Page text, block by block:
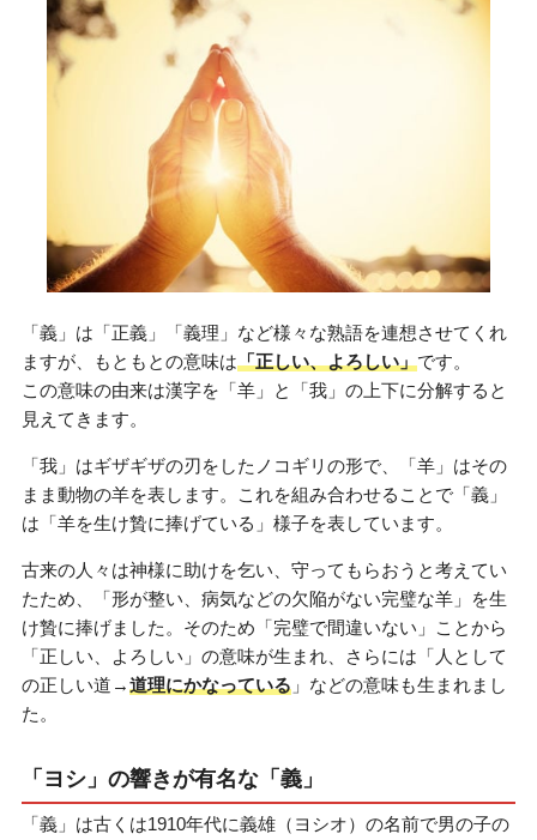
「義」は「正義」「義理」など様々な熟語を連想させてくれ
ますが、もともとの意味は「正しい、よろしい」です。
この意味の由来は漢字を「羊」と「我」の上下に分解すると
見えてきます。
「我」はギザギザの刃をしたノコギリの形で、「羊」はその
まま動物の羊を表します。これを組み合わせることで「義」
は「羊を生け贄に捧げている」様子を表しています。
古来の人々は神様に助けを乞い、守ってもらおうと考えてい
たため、「形が整い、病気などの欠陥がない完璧な羊」を生
け贄に捧げました。そのため「完璧で間違いない」ことから
「正しい、よろしい」の意味が生まれ、さらには「人として
の正しい道→道理にかなっている」などの意味も生まれまし
た。
「ヨシ」の響きが有名な「義」
「義」は古くは1910年代に義雄（ヨシオ）の名前で男の子の